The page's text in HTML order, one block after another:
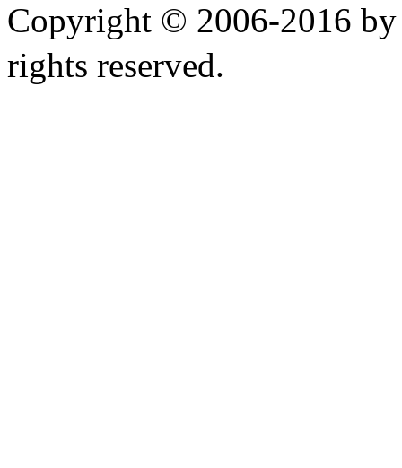
Copyright © 2006-2016
rights reserved.